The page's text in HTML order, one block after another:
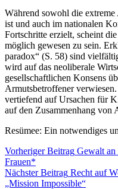
Während sowohl die
ist und auch im nationalen
Fortschritte erzielt, scheint
möglich gewesen zu sein.
paradox“ (S. 58) sind
wird auf das neoliberale
gesellschaftlichen Konsens
Armutsbetroffener
vertiefend auf Ursachen für
auf den Zusammenhang von
Resümee: Ein notwendiges
Kategorie:
Blog
Vorheriger Beitrag Gewalt an
Frauen*
Nächster Beitrag Recht auf
„Mission Impossible“